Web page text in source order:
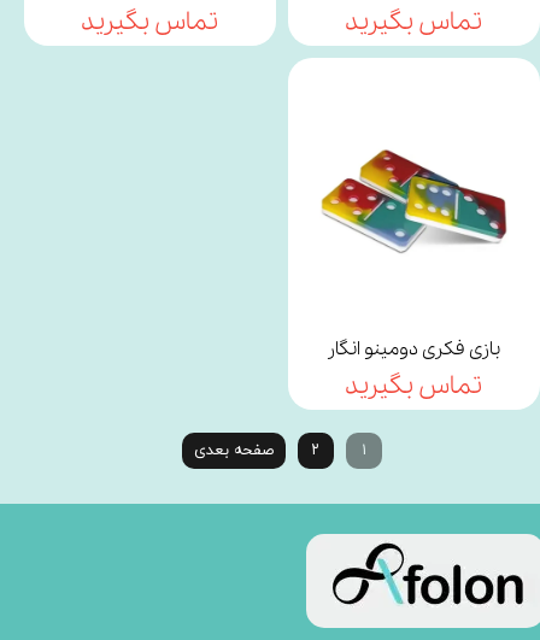
تماس بگیرید تماس بگیرید
بازی فکری دومینو انگار
تماس بگیرید
۱ ۲ صفحه بعدی